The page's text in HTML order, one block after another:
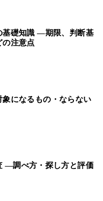
基礎知識 ―期限、判断基
の注意点
象になるもの・ならない
―調べ方・探し方と評価